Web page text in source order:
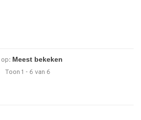
Toon 1 - 6 van 6